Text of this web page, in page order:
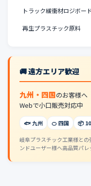
トラック緩衝材ロジボー
再生プラスチック原料
🚚 遠方エリア歓迎
九州・四国のお客様へ
Webで小口販売対応中
🐟 九州 🍊 四国 📦
岐阜プラスチック工業様と
ンドユーザー様へ高品質パレ